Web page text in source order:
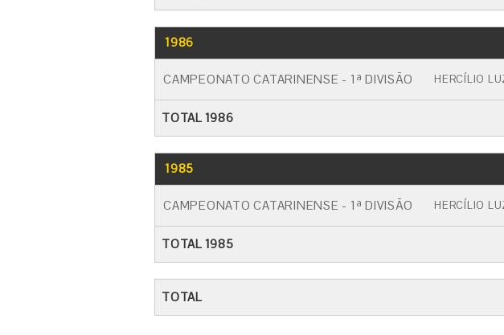
1986
CAMPEONATO CATARINENSE - 1ª DIVISÃO HERCÍLIO
TOTAL 1986
1985
CAMPEONATO CATARINENSE - 1ª DIVISÃO HERCÍLIO
TOTAL 1985
TOTAL